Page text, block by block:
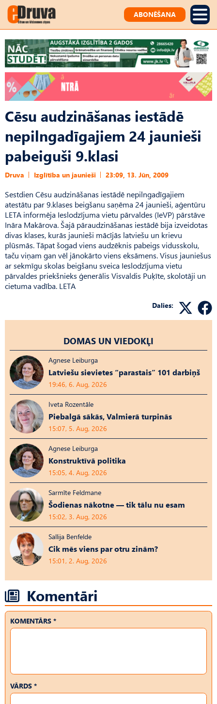
ABONĒŠANA
Cēsu audzināšanas iestādē
nepilngadīgajiem 24 jaunieši
pabeiguši 9.klasi
Druva Izglītība un jaunieši 23:09, 13. Jūn, 2009
Sestdien Cēsu audzināšanas iestādē nepilngadīgajiem
atestātu par 9.klases beigšanu saņēma 24 jaunieši, aģentūru
LETA informēja Ieslodzījuma vietu pārvaldes (IeVP) pārstāve
Ināra Makārova. Šajā pāraudzināšanas iestādē bija izveidotas
divas klases, kurās jaunieši mācījās latviešu un krievu
plūsmās. Tāpat šogad viens audzēknis pabeigs vidusskolu,
taču viņam gan vēl jānokārto viens eksāmens. Visus jauniešus
ar sekmīgu skolas beigšanu sveica Ieslodzījuma vietu
pārvaldes priekšnieks ģenerālis Visvaldis Puķīte, skolotāji un
cietuma vadība. LETA
Dalies:
DOMAS UN VIEDOKĻI
Agnese Leiburga
Latviešu sievietes “parastais” 101 darbiņš
19:46, 6. Aug, 2026
Iveta Rozentāle
Piebalgā sākās, Valmierā turpinās
15:07, 5. Aug, 2026
Agnese Leiburga
Konstruktīvā politika
15:05, 4. Aug, 2026
Sarmīte Feldmane
Šodienas nākotne — tik tālu nu esam
15:02, 3. Aug, 2026
Sallija Benfelde
Cik mēs viens par otru zinām?
15:01, 2. Aug, 2026
Komentāri
KOMENTĀRS *
VĀRDS *